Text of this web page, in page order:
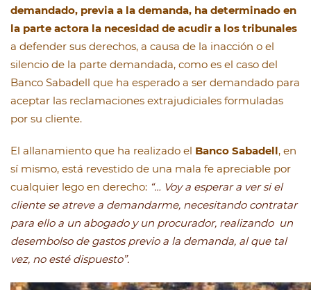
demandado, previa a la demanda, ha determinado en
la parte actora la necesidad de acudir a los tribunales
a defender sus derechos, a causa de la inacción o el
silencio de la parte demandada, como es el caso del
Banco Sabadell que ha esperado a ser demandado para
aceptar las reclamaciones extrajudiciales formuladas
por su cliente.
El allanamiento que ha realizado el Banco Sabadell, en
sí mismo, está revestido de una mala fe apreciable por
cualquier lego en derecho: “… Voy a esperar a ver si el
cliente se atreve a demandarme, necesitando contratar
para ello a un abogado y un procurador, realizando un
desembolso de gastos previo a la demanda, al que tal
vez, no esté dispuesto”.